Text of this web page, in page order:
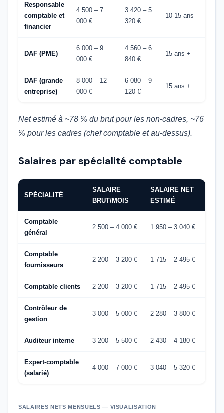
Responsable
comptable et
financier
4 500 – 7
000 €
3 420 – 5
320 €
10-15 ans
DAF (PME)
6 000 – 9
000 €
4 560 – 6
840 €
15 ans +
DAF (grande
entreprise)
8 000 – 12
000 €
6 080 – 9
120 €
15 ans +
Net estimé à ~78 % du brut pour les non-cadres, ~76
% pour les cadres (chef comptable et au-dessus).
Salaires par spécialité comptable
SPÉCIALITÉ
SALAIRE
BRUT/MOIS
SALAIRE NET
ESTIMÉ
Comptable
général
2 500 – 4 000 € 1 950 – 3 040 €
Comptable
fournisseurs
2 200 – 3 200 € 1 715 – 2 495 €
Comptable clients 2 200 – 3 200 € 1 715 – 2 495 €
Contrôleur de
gestion
3 000 – 5 000 € 2 280 – 3 800 €
Auditeur interne 3 200 – 5 500 € 2 430 – 4 180 €
Expert-comptable
(salarié)
4 000 – 7 000 € 3 040 – 5 320 €
SALAIRES NETS MENSUELS — VISUALISATION